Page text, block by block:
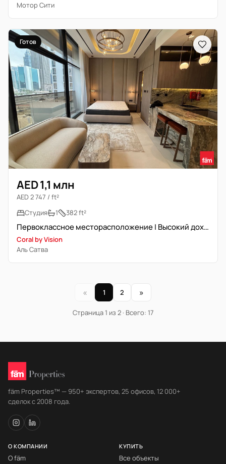
Мотор Сити
Готов
AED 1,1 млн
AED 2 747 / ft²
Студия
1 382 ft²
Первоклассное месторасположение | Высокий доход | Рядом с метро
Coral by Vision
Аль Сатва
« 1 2 »
Страница 1 из 2 · Всего: 17
fäm Properties™ — 950+ экспертов, 25 офисов, 12 000+
сделок с 2008 года.
О КОМПАНИИ
О fäm
КУПИТЬ
Все объекты